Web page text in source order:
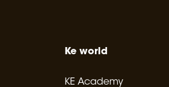
Ke world
KE Academy